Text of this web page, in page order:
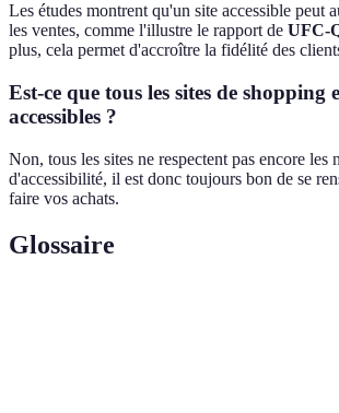
Les études montrent qu'un site accessible peut
les ventes, comme l'illustre le rapport de UFC-
plus, cela permet d'accroître la fidélité des
Est-ce que tous les sites de shopping
accessibles ?
Non, tous les sites ne respectent pas encore les
d'accessibilité, il est donc toujours bon de se
faire vos achats.
Glossaire